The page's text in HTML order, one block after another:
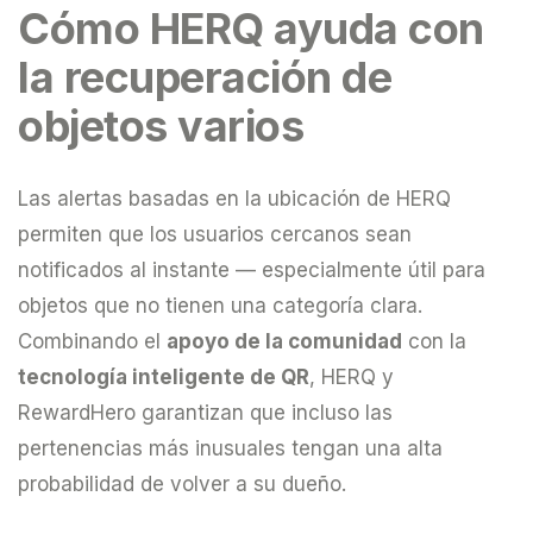
Cómo HERQ ayuda con
la recuperación de
objetos varios
Las alertas basadas en la ubicación de HERQ
permiten que los usuarios cercanos sean
notificados al instante — especialmente útil para
objetos que no tienen una categoría clara.
Combinando el apoyo de la comunidad con la
tecnología inteligente de QR, HERQ y
RewardHero garantizan que incluso las
pertenencias más inusuales tengan una alta
probabilidad de volver a su dueño.